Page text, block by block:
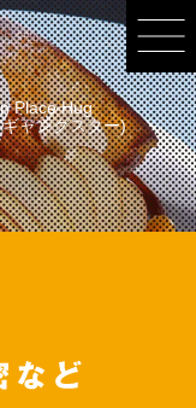
Place Hug
ャングスター)